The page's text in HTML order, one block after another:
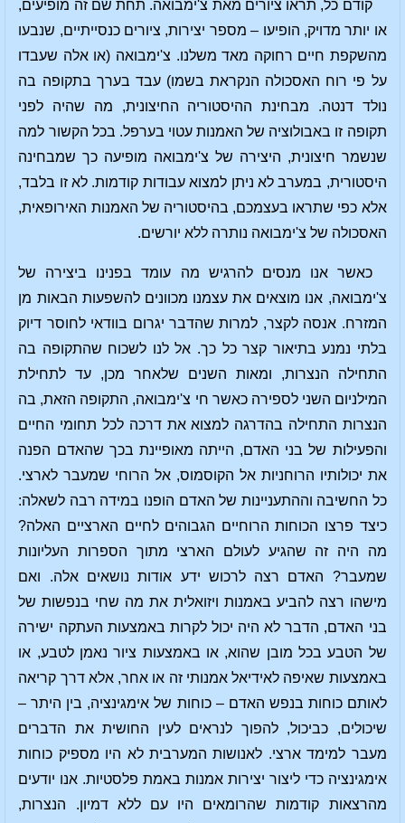
קודם כל, תראו ציורים מאת צ'ימבואה. תחת שם זה מופיעים,
או יותר מדויק, הופיעו – מספר יצירות, ציורים כנסייתיים, שנבעו
מהשקפת חיים רחוקה מאד משלנו. צ'ימבואה (או אלה שעבדו
על פי רוח האסכולה הנקראת בשמו) עבד בערך בתקופה בה
נולד דנטה. מבחינת ההיסטוריה החיצונית, מה שהיה לפני
תקופה זו באבולוציה של האמנות עטוי בערפל. בכל הקשור למה
שנשמר חיצונית, היצירה של צ'ימבואה מופיעה כך שמבחינה
היסטורית, במערב לא ניתן למצוא עבודות קודמות. לא זו בלבד,
אלא כפי שתראו בעצמכם, בהיסטוריה של האמנות האירופאית,
האסכולה של צ'ימבואה נותרה ללא יורשים.
כאשר אנו מנסים להרגיש מה עומד בפנינו ביצירה של
צ'ימבואה, אנו מוצאים את עצמנו מכוונים להשפעות הבאות מן
המזרח. אנסה לקצר, למרות שהדבר יגרום בוודאי לחוסר דיוק
בלתי נמנע בתיאור קצר כל כך. אל לנו לשכוח שהתקופה בה
התחילה הנצרות, ומאות השנים שלאחר מכן, עד לתחילת
המילניום השני לספירה כאשר חי צ'ימבואה, התקופה הזאת, בה
הנצרות התחילה בהדרגה למצוא את דרכה לכל תחומי החיים
והפעילות של בני האדם, הייתה מאופיינת בכך שהאדם הפנה
את יכולותיו הרוחניות אל הקוסמוס, אל הרוחי שמעבר לארצי.
כל החשיבה וההתעניינות של האדם הופנו במידה רבה לשאלה:
כיצד פרצו הכוחות הרוחיים הגבוהים לחיים הארציים האלה?
מה היה זה שהגיע לעולם הארצי מתוך הספרות העליונות
שמעבר? האדם רצה לרכוש ידע אודות נושאים אלה. ואם
מישהו רצה להביע באמנות ויזואלית את מה שחי בנפשות של
בני האדם, הדבר לא היה יכול לקרות באמצעות העתקה ישירה
של הטבע בכל מובן שהוא, או באמצעות ציור נאמן לטבע, או
באמצעות שאיפה לאידיאל אמנותי זה או אחר, אלא דרך קריאה
לאותם כוחות בנפש האדם – כוחות של אימגינציה, בין היתר –
שיכולים, כביכול, להפוך לנראים לעין החושית את הדברים
מעבר למימד ארצי. לאנושות המערבית לא היו מספיק כוחות
אימגינציה כדי ליצור יצירות אמנות באמת פלסטיות. אנו יודעים
מהרצאות קודמות שהרומאים היו עם ללא דמיון. הנצרות,